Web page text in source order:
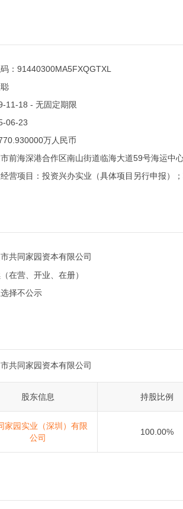
： 91440300MA5FXQGTXL
11-18 - 无固定期限
06-23
万人民币
前海深港合作区南山街道临海大道59号海运中
营项目：投资兴办实业（具体项目另行申报）
共同家园资本有限公司
在营、开业、在册）
择不公示
共同家园资本有限公司
股东信息 持股比例
家园实业（深圳）有限
公司
100.00%